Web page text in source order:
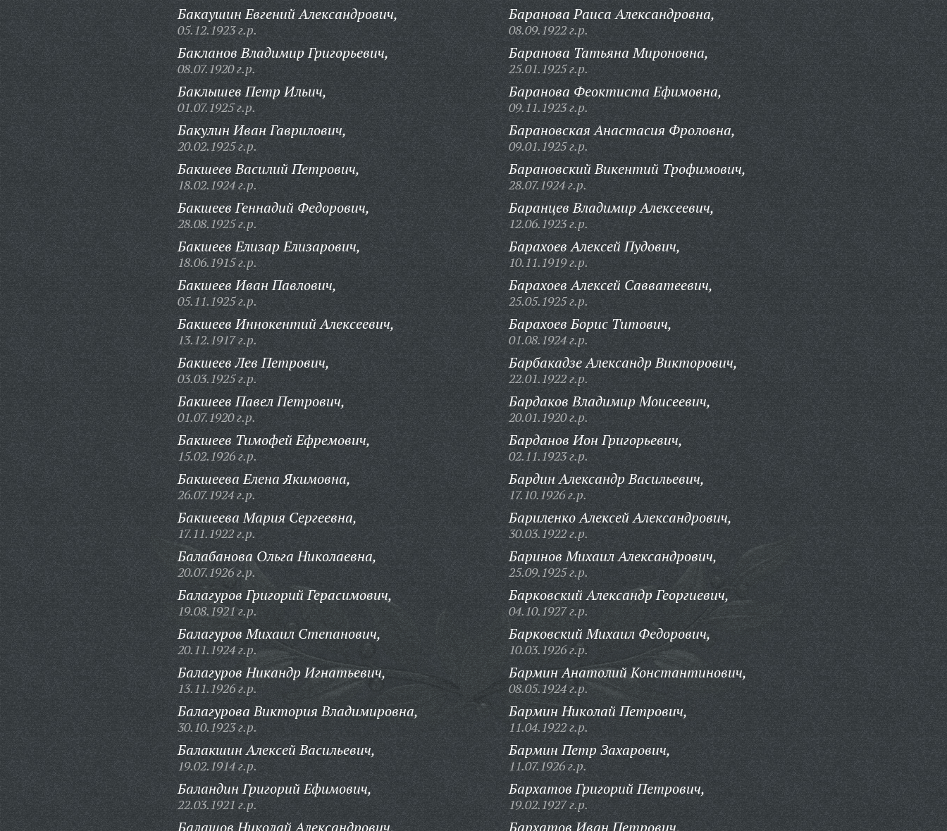
Бакаушин Евгений Александрович,
05.12.1923 г.р.
Бакланов Владимир Григорьевич,
08.07.1920 г.р.
Баклышев Петр Ильич,
01.07.1925 г.р.
Бакулин Иван Гаврилович,
20.02.1925 г.р.
Бакшеев Василий Петрович,
18.02.1924 г.р.
Бакшеев Геннадий Федорович,
28.08.1925 г.р.
Бакшеев Елизар Елизарович,
18.06.1915 г.р.
Бакшеев Иван Павлович,
05.11.1925 г.р.
Бакшеев Иннокентий Алексеевич,
13.12.1917 г.р.
Бакшеев Лев Петрович,
03.03.1925 г.р.
Бакшеев Павел Петрович,
01.07.1920 г.р.
Бакшеев Тимофей Ефремович,
15.02.1926 г.р.
Бакшеева Елена Якимовна,
26.07.1924 г.р.
Бакшеева Мария Сергеевна,
17.11.1922 г.р.
Балабанова Ольга Николаевна,
20.07.1926 г.р.
Балагуров Григорий Герасимович,
19.08.1921 г.р.
Балагуров Михаил Степанович,
20.11.1924 г.р.
Балагуров Никандр Игнатьевич,
13.11.1926 г.р.
Балагурова Виктория Владимировна,
30.10.1923 г.р.
Балакшин Алексей Васильевич,
19.02.1914 г.р.
Баландин Григорий Ефимович,
22.03.1921 г.р.
Балашов Николай Александрович,
Баранова Раиса Александровна,
08.09.1922 г.р.
Баранова Татьяна Мироновна,
25.01.1925 г.р.
Баранова Феоктиста Ефимовна,
09.11.1923 г.р.
Барановская Анастасия Фроловна,
09.01.1925 г.р.
Барановский Викентий Трофимович,
28.07.1924 г.р.
Баранцев Владимир Алексеевич,
12.06.1923 г.р.
Барахоев Алексей Пудович,
10.11.1919 г.р.
Барахоев Алексей Савватеевич,
25.05.1925 г.р.
Барахоев Борис Титович,
01.08.1924 г.р.
Барбакадзе Александр Викторович,
22.01.1922 г.р.
Бардаков Владимир Моисеевич,
20.01.1920 г.р.
Барданов Ион Григорьевич,
02.11.1923 г.р.
Бардин Александр Васильевич,
17.10.1926 г.р.
Бариленко Алексей Александрович,
30.03.1922 г.р.
Баринов Михаил Александрович,
25.09.1925 г.р.
Барковский Александр Георгиевич,
04.10.1927 г.р.
Барковский Михаил Федорович,
10.03.1926 г.р.
Бармин Анатолий Константинович,
08.05.1924 г.р.
Бармин Николай Петрович,
11.04.1922 г.р.
Бармин Петр Захарович,
11.07.1926 г.р.
Бархатов Григорий Петрович,
19.02.1927 г.р.
Бархатов Иван Петрович,